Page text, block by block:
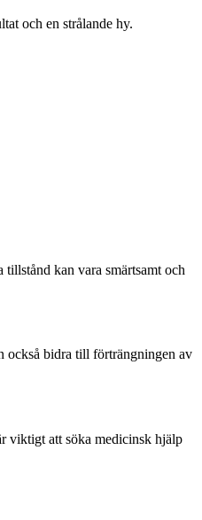
och en strålande hy.
kan vara smärtsamt och
också bidra till förträngningen av
viktigt att söka medicinsk hjälp